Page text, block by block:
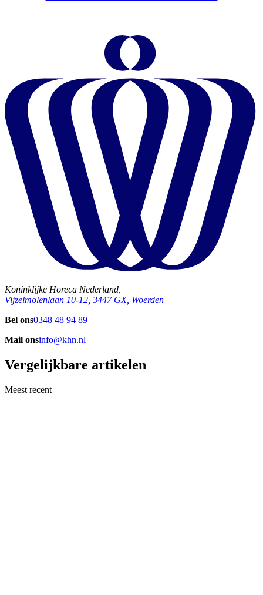
Koninklijke Horeca Nederland,
Vijzelmolenlaan 10-12, 3447 GX, Woerden
Bel ons0348 48 94 89
Mail onsinfo@khn.nl
Vergelijkbare artikelen
Meest recent